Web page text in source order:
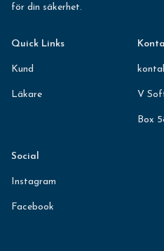
för din säkerhet.
Quick Links
Kund
Läkare V
Box
Social
Instagram
Facebook